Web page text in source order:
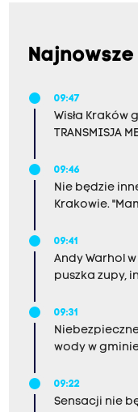
Najnowsze
09:47
Wisła Kraków
TRANSMISJA
09:46
Nie będzie
Krakowie.
09:41
Andy Warhol
puszka zupy,
09:31
wody w
09:22
Sensacji nie